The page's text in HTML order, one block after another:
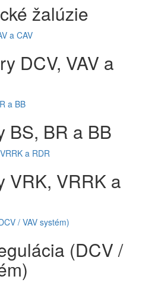
žalúzie
a CAV
DCV, VAV a
a BB
BS, BR a BB
a RDR
VRK, VRRK a
/ VAV systém)
(DCV /